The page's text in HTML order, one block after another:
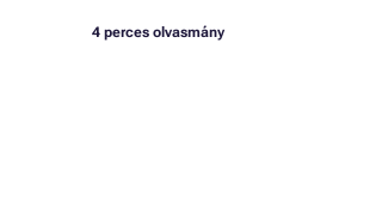
4 perces olvasmány